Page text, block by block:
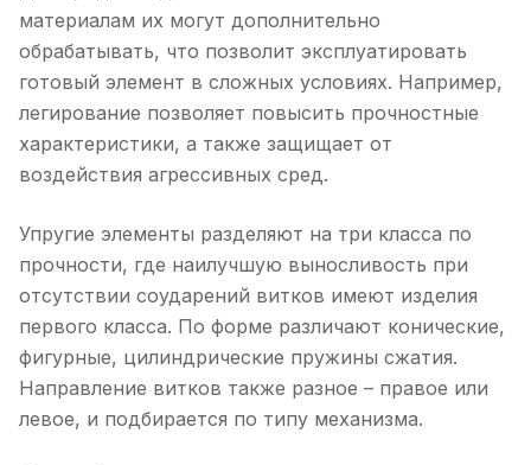
материалам их могут дополнительно
обрабатывать, что позволит эксплуатировать
готовый элемент в сложных условиях. Например,
легирование позволяет повысить прочностные
характеристики, а также защищает от
воздействия агрессивных сред.
Упругие элементы разделяют на три класса по
прочности, где наилучшую выносливость при
отсутствии соударений витков имеют изделия
первого класса. По форме различают конические,
фигурные, цилиндрические пружины сжатия.
Направление витков также разное – правое или
левое, и подбирается по типу механизма.